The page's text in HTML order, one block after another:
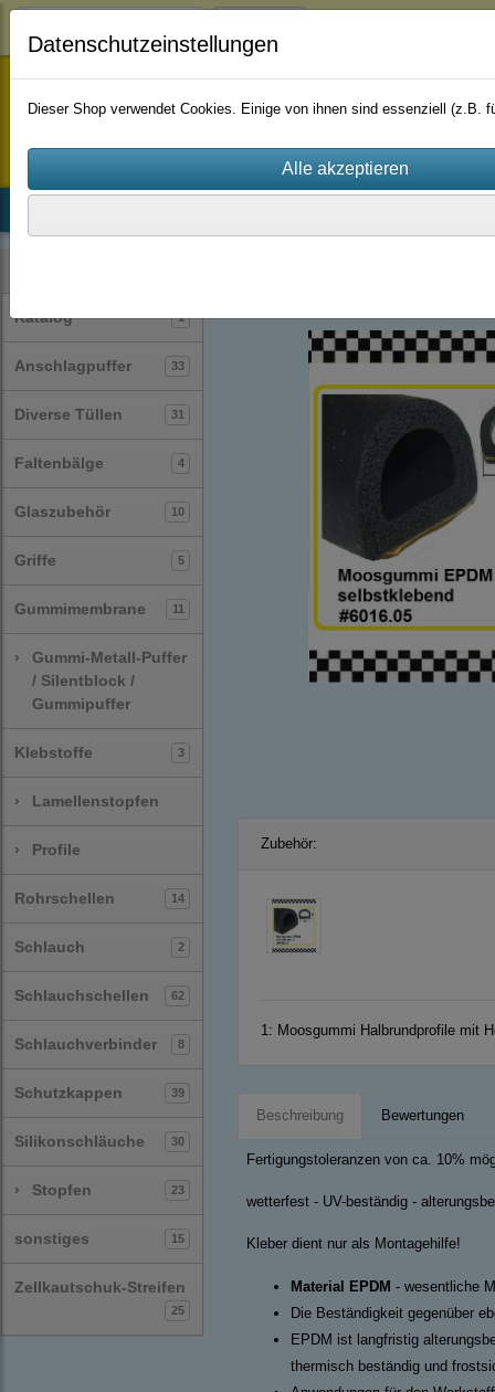
staufenbiel-berlin
Katalog 1
Anschlagpuffer 33
Diverse Tüllen 31
Faltenbälge 4
Glaszubehör 10
Griffe 5
Gummimembrane 11
›
Gummi-Metall-Puffer
/ Silentblock /
Gummipuffer
Klebstoffe 3
› Lamellenstopfen
› Profile
Rohrschellen 14
Schlauch 2
Schlauchschellen 62
Schlauchverbinder 8
Schutzkappen 39
Silikonschläuche 30
› Stopfen 23
sonstiges 15
Zellkautschuk-Streifen
25
Zubehör:
1: Moosgummi Halbrundprofile mit
Beschreibung Bewertungen
Fertigungstoleranzen von ca. 10%
wetterfest - UV-beständig -
Kleber dient nur als Montagehilfe!
Material EPDM - wesentliche
Die Beständigkeit gegenüber
EPDM ist langfristig
thermisch beständig und
Datenschutzeinstellungen
Dieser Shop verwendet Cookies. Einige von ihnen sind essenziell (z.B.